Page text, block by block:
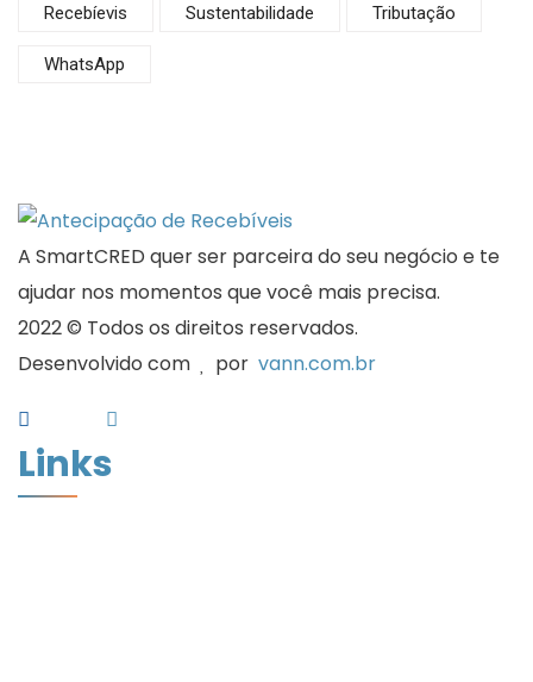
Recebíevis Sustentabilidade Tributação
WhatsApp
A SmartCRED quer ser parceira do seu negócio e te
ajudar nos momentos que você mais precisa.
2022 © Todos os direitos reservados.
Desenvolvido com
por vann.com.br
Links